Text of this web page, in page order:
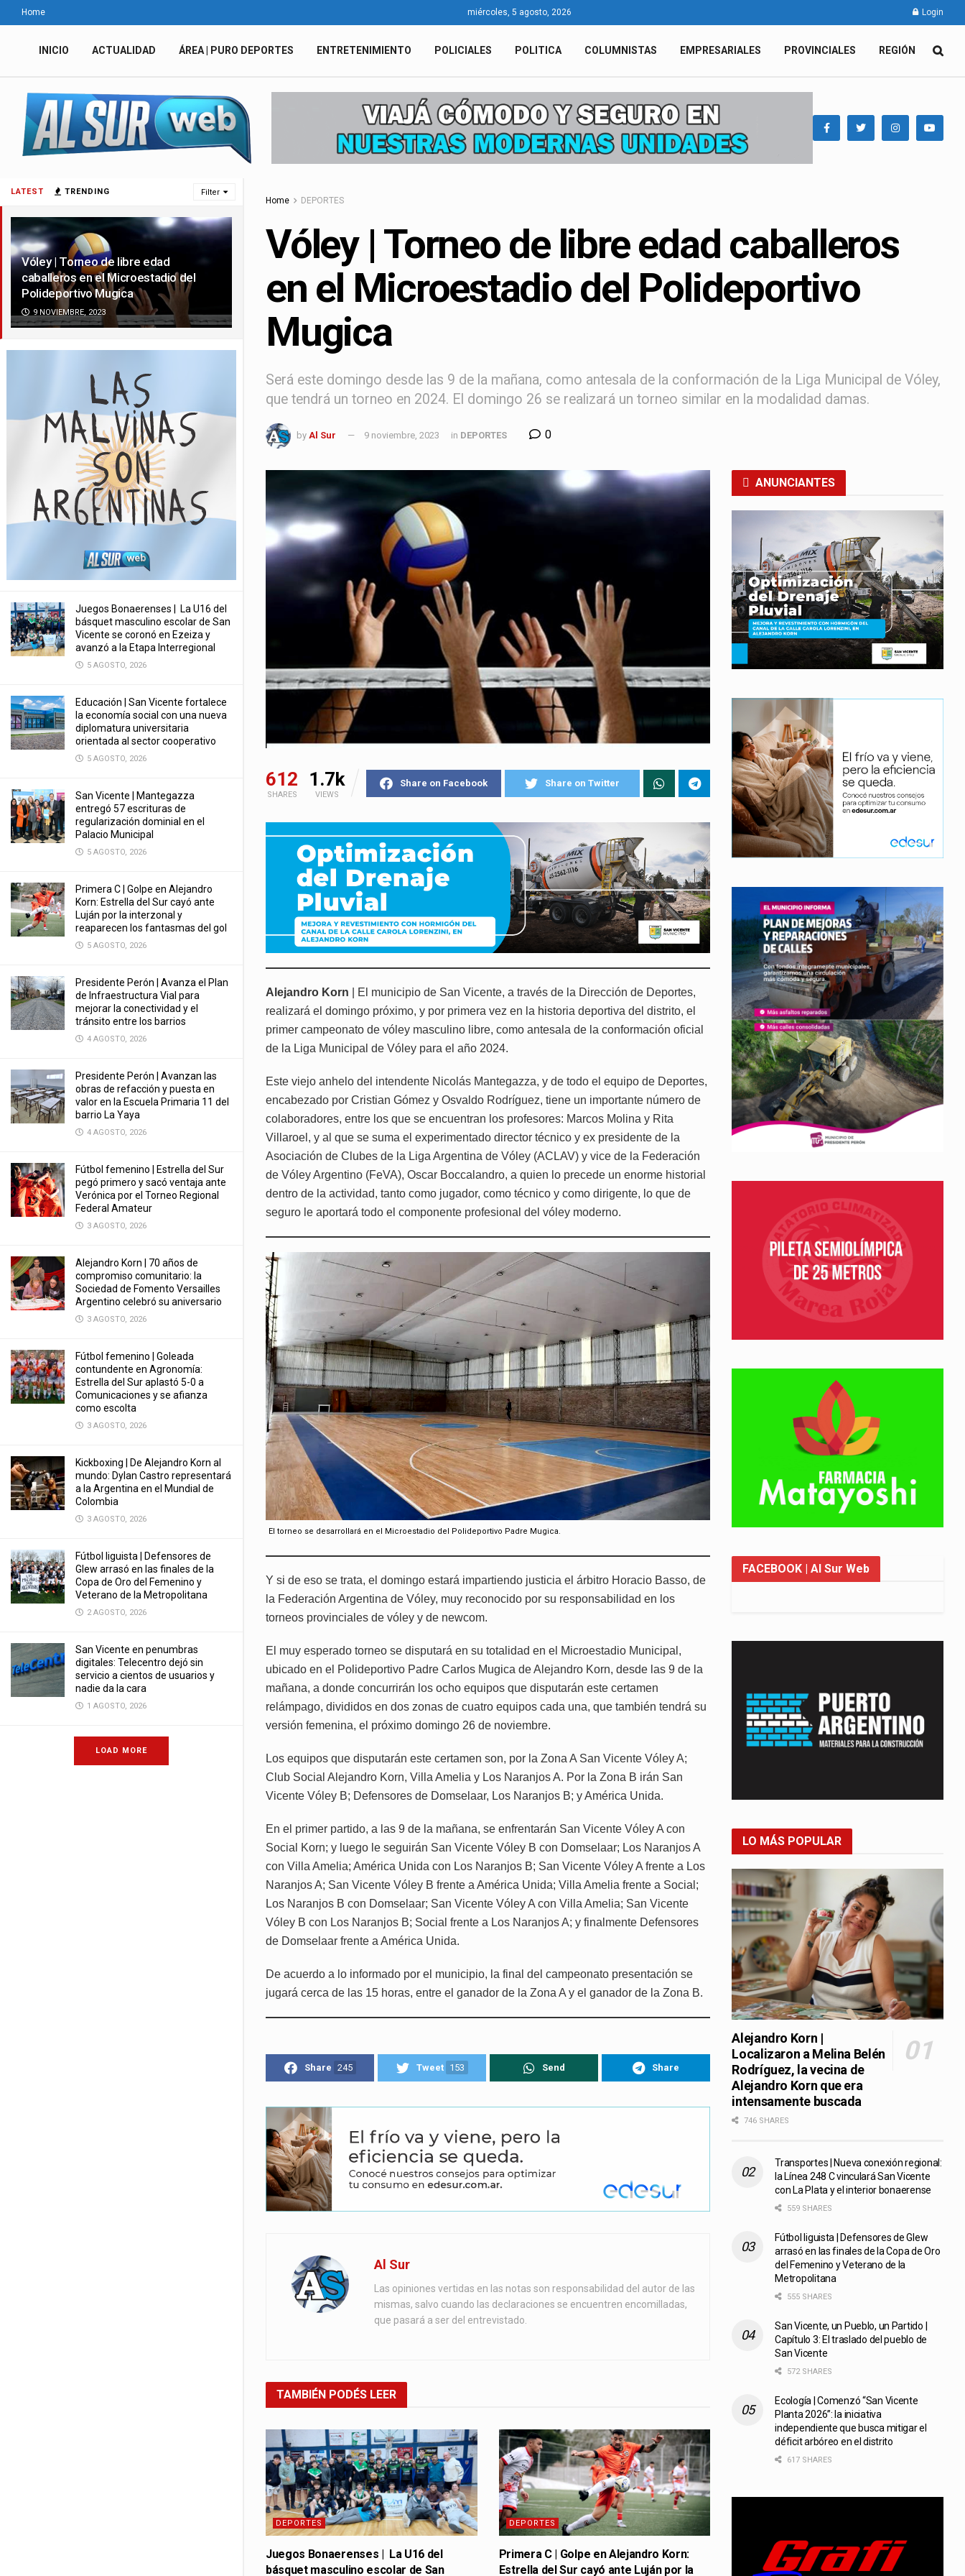
LATEST TRENDING Filter
Vóley | Torneo de libre edad
caballeros en el Microestadio del
Polideportivo Mugica
9 NOVIEMBRE, 2023
Juegos Bonaerenses | La U16 del
básquet masculino escolar de San
Vicente se coronó en Ezeiza y
avanzó a la Etapa Interregional
5 AGOSTO, 2026
Educación | San Vicente fortalece
la economía social con una nueva
diplomatura universitaria
orientada al sector cooperativo
5 AGOSTO, 2026
San Vicente | Mantegazza
entregó 57 escrituras de
regularización dominial en el
Palacio Municipal
5 AGOSTO, 2026
Primera C | Golpe en Alejandro
Korn: Estrella del Sur cayó ante
Luján por la interzonal y
reaparecen los fantasmas del gol
5 AGOSTO, 2026
Presidente Perón | Avanza el Plan
de Infraestructura Vial para
mejorar la conectividad y el
tránsito entre los barrios
4 AGOSTO, 2026
Presidente Perón | Avanzan las
obras de refacción y puesta en
valor en la Escuela Primaria 11 del
barrio La Yaya
4 AGOSTO, 2026
Fútbol femenino | Estrella del Sur
pegó primero y sacó ventaja ante
Verónica por el Torneo Regional
Federal Amateur
3 AGOSTO, 2026
Alejandro Korn | 70 años de
compromiso comunitario: la
Sociedad de Fomento Versailles
Argentino celebró su aniversario
3 AGOSTO, 2026
Fútbol femenino | Goleada
contundente en Agronomía:
Estrella del Sur aplastó 5-0 a
Comunicaciones y se afianza
como escolta
3 AGOSTO, 2026
Kickboxing | De Alejandro Korn al
mundo: Dylan Castro representará
a la Argentina en el Mundial de
Colombia
3 AGOSTO, 2026
Fútbol liguista | Defensores de
Glew arrasó en las finales de la
Copa de Oro del Femenino y
Veterano de la Metropolitana
2 AGOSTO, 2026
San Vicente en penumbras
digitales: Telecentro dejó sin
servicio a cientos de usuarios y
nadie da la cara
1 AGOSTO, 2026
LOAD MORE
Home miércoles, 5 agosto, 2026 Login
INICIO ACTUALIDAD ÁREA | PURO DEPORTES ENTRETENIMIENTO POLICIALES POLITICA COLUMNISTAS EMPRESARIALES PROVINCIALES REGIÓN
Home DEPORTES
Vóley | Torneo de libre edad caballeros
en el Microestadio del Polideportivo
Mugica
Será este domingo desde las 9 de la mañana, como antesala de la conformación de la Liga Municipal de Vóley,
que tendrá un torneo en 2024. El domingo 26 se realizará un torneo similar en la modalidad damas.
by Al Sur 9 noviembre, 2023 in DEPORTES 0
612
SHARES
1.7k
VIEWS
Share on Facebook Share on Twitter
Alejandro Korn | El municipio de San Vicente, a través de la Dirección de Deportes,
realizará el domingo próximo, y por primera vez en la historia deportiva del distrito, el
primer campeonato de vóley masculino libre, como antesala de la conformación oficial
de la Liga Municipal de Vóley para el año 2024.
Este viejo anhelo del intendente Nicolás Mantegazza, y de todo el equipo de Deportes,
encabezado por Cristian Gómez y Osvaldo Rodríguez, tiene un importante número de
colaboradores, entre los que se encuentran los profesores: Marcos Molina y Rita
Villaroel, y al que se suma el experimentado director técnico y ex presidente de la
Asociación de Clubes de la Liga Argentina de Vóley (ACLAV) y vice de la Federación
de Vóley Argentino (FeVA), Oscar Boccalandro, a quien lo precede un enorme historial
dentro de la actividad, tanto como jugador, como técnico y como dirigente, lo que de
seguro le aportará todo el componente profesional del vóley moderno.
El torneo se desarrollará en el Microestadio del Polideportivo Padre Mugica.
Y si de eso se trata, el domingo estará impartiendo justicia el árbitro Horacio Basso, de
la Federación Argentina de Vóley, muy reconocido por su responsabilidad en los
torneos provinciales de vóley y de newcom.
El muy esperado torneo se disputará en su totalidad en el Microestadio Municipal,
ubicado en el Polideportivo Padre Carlos Mugica de Alejandro Korn, desde las 9 de la
mañana, a donde concurrirán los ocho equipos que disputarán este certamen
relámpago, divididos en dos zonas de cuatro equipos cada una, que también tendrá su
versión femenina, el próximo domingo 26 de noviembre.
Los equipos que disputarán este certamen son, por la Zona A San Vicente Vóley A;
Club Social Alejandro Korn, Villa Amelia y Los Naranjos A. Por la Zona B irán San
Vicente Vóley B; Defensores de Domselaar, Los Naranjos B; y América Unida.
En el primer partido, a las 9 de la mañana, se enfrentarán San Vicente Vóley A con
Social Korn; y luego le seguirán San Vicente Vóley B con Domselaar; Los Naranjos A
con Villa Amelia; América Unida con Los Naranjos B; San Vicente Vóley A frente a Los
Naranjos A; San Vicente Vóley B frente a América Unida; Villa Amelia frente a Social;
Los Naranjos B con Domselaar; San Vicente Vóley A con Villa Amelia; San Vicente
Vóley B con Los Naranjos B; Social frente a Los Naranjos A; y finalmente Defensores
de Domselaar frente a América Unida.
De acuerdo a lo informado por el municipio, la final del campeonato presentación se
jugará cerca de las 15 horas, entre el ganador de la Zona A y el ganador de la Zona B.
Share 245 Tweet 153 Send Share
Al Sur
Las opiniones vertidas en las notas son responsabilidad del autor de las
mismas, salvo cuando las declaraciones se encuentren encomilladas,
que pasará a ser del entrevistado.
TAMBIÉN PODÉS LEER
DEPORTES
Juegos Bonaerenses | La U16 del
básquet masculino escolar de San
DEPORTES
Primera C | Golpe en Alejandro Korn:
Estrella del Sur cayó ante Luján por la
ANUNCIANTES
FACEBOOK | Al Sur Web
LO MÁS POPULAR
Alejandro Korn |
Localizaron a Melina Belén
Rodríguez, la vecina de
Alejandro Korn que era
intensamente buscada
746 SHARES
Transportes | Nueva conexión regional:
la Línea 248 C vinculará San Vicente
con La Plata y el interior bonaerense
559 SHARES
Fútbol liguista | Defensores de Glew
arrasó en las finales de la Copa de Oro
del Femenino y Veterano de la
Metropolitana
555 SHARES
San Vicente, un Pueblo, un Partido |
Capítulo 3: El traslado del pueblo de
San Vicente
572 SHARES
Ecología | Comenzó “San Vicente
Planta 2026”: la iniciativa
independiente que busca mitigar el
déficit arbóreo en el distrito
617 SHARES